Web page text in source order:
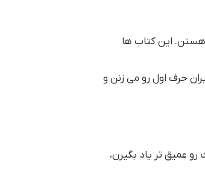
هستن. این کتاب ها
حرف اول رو می زنن و
عمیق تر یاد بگیرن،